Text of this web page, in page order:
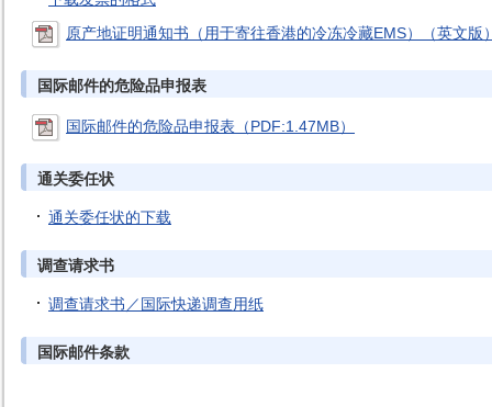
原产地证明通知书（用于寄往香港的冷冻冷藏EMS）（英文版
国际邮件的危险品申报表
国际邮件的危险品申报表（PDF:1.47MB）
通关委任状
通关委任状的下载
调查请求书
调查请求书／国际快递调查用纸
国际邮件条款